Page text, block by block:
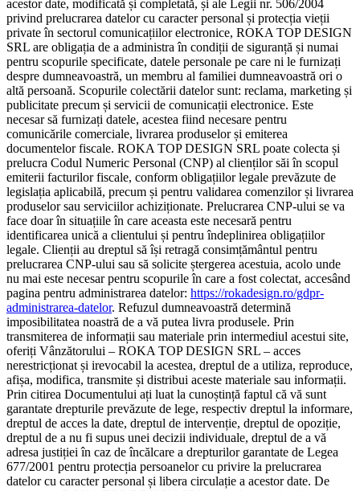
acestor date, modificată și completată, și ale Legii nr. 506/2004
privind prelucrarea datelor cu caracter personal și protecția vieții
private în sectorul comunicațiilor electronice, ROKA TOP DESIGN
SRL are obligația de a administra în condiții de siguranță și numai
pentru scopurile specificate, datele personale pe care ni le furnizați
despre dumneavoastră, un membru al familiei dumneavoastră ori o
altă persoană. Scopurile colectării datelor sunt: reclama, marketing și
publicitate precum și servicii de comunicații electronice. Este
necesar să furnizați datele, acestea fiind necesare pentru
comunicările comerciale, livrarea produselor și emiterea
documentelor fiscale. ROKA TOP DESIGN SRL poate colecta și
prelucra Codul Numeric Personal (CNP) al clienților săi în scopul
emiterii facturilor fiscale, conform obligațiilor legale prevăzute de
legislația aplicabilă, precum și pentru validarea comenzilor și livrarea
produselor sau serviciilor achiziționate. Prelucrarea CNP-ului se va
face doar în situațiile în care aceasta este necesară pentru
identificarea unică a clientului și pentru îndeplinirea obligațiilor
legale. Clienții au dreptul să își retragă consimțământul pentru
prelucrarea CNP-ului sau să solicite ștergerea acestuia, acolo unde
nu mai este necesar pentru scopurile în care a fost colectat, accesând
pagina pentru administrarea datelor: https://rokadesign.ro/gdpr-
administrarea-datelor. Refuzul dumneavoastră determină
imposibilitatea noastră de a vă putea livra produsele. Prin
transmiterea de informații sau materiale prin intermediul acestui site,
oferiți Vânzătorului – ROKA TOP DESIGN SRL – acces
nerestricționat și irevocabil la acestea, dreptul de a utiliza, reproduce,
afișa, modifica, transmite și distribui aceste materiale sau informații.
Prin citirea Documentului ați luat la cunoștință faptul că vă sunt
garantate drepturile prevăzute de lege, respectiv dreptul la informare,
dreptul de acces la date, dreptul de intervenție, dreptul de opoziție,
dreptul de a nu fi supus unei decizii individuale, dreptul de a vă
adresa justiției în caz de încălcare a drepturilor garantate de Legea
677/2001 pentru protecția persoanelor cu privire la prelucrarea
datelor cu caracter personal și libera circulație a acestor date. De